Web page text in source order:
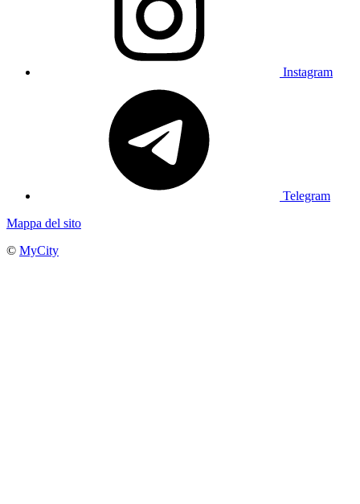
Instagram
Telegram
Mappa del sito
© MyCity